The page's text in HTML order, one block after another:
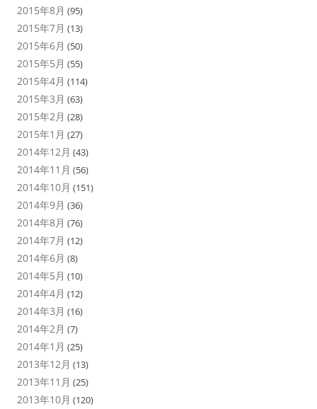
2015年8月 (95)
2015年7月 (13)
2015年6月 (50)
2015年5月 (55)
2015年4月 (114)
2015年3月 (63)
2015年2月 (28)
2015年1月 (27)
2014年12月 (43)
2014年11月 (56)
2014年10月 (151)
2014年9月 (36)
2014年8月 (76)
2014年7月 (12)
2014年6月 (8)
2014年5月 (10)
2014年4月 (12)
2014年3月 (16)
2014年2月 (7)
2014年1月 (25)
2013年12月 (13)
2013年11月 (25)
2013年10月 (120)